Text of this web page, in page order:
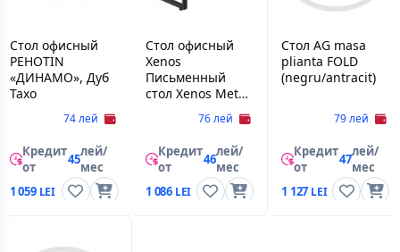
Стол офисный
PEHOTIN
«ДИНАМО», Дуб
Тахо
74 лей
Кредит
от
45лей/
мес
1 059
Стол офисный
Xenos
Письменный
стол Xenos Meta
76 лей
Кредит
от
46лей/
мес
1 086
Стол AG masa
plianta FOLD
(negru/antracit)
79 лей
Кредит
от
47лей/
мес
1 127